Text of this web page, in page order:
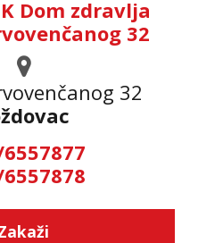
Dom zdravlja
32
32